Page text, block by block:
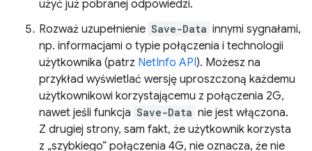
użyć już pobranej odpowiedzi.
Rozważ uzupełnienie Save-Data innymi sygnałami,
np. informacjami o typie połączenia i technologii
użytkownika (patrz NetInfo API). Możesz na
przykład wyświetlać wersję uproszczoną każdemu
użytkownikowi korzystającemu z połączenia 2G,
nawet jeśli funkcja Save-Data nie jest włączona.
Z drugiej strony, sam fakt, że użytkownik korzysta
z „szybkiego” połączenia 4G, nie oznacza, że nie